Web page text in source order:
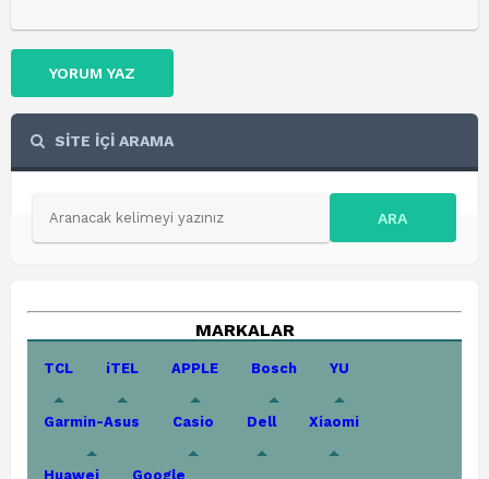
YORUM YAZ
SİTE İÇİ ARAMA
ARA
MARKALAR
TCL iTEL APPLE Bosch YU
Garmin-Asus Casio Dell Xiaomi
Huawei Google